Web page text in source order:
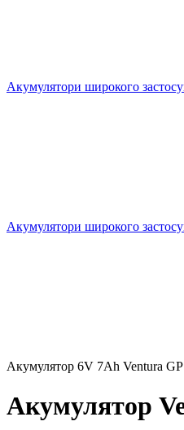
Акумулятори широкого
Акумулятори широкого
Акумулятор 6V 7Ah Ventura
Акумулятор